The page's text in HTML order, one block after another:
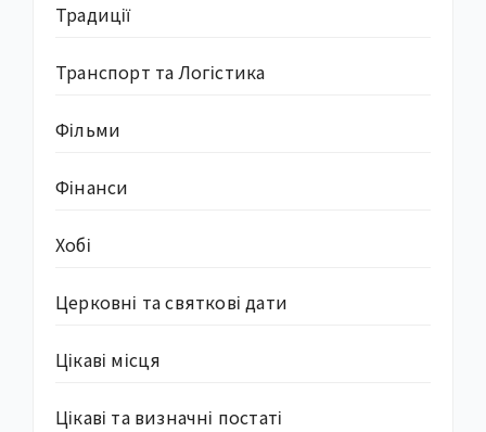
Традиції
Транспорт та Логістика
Фільми
Фінанси
Хобі
Церковні та святкові дати
Цікаві місця
Цікаві та визначні постаті